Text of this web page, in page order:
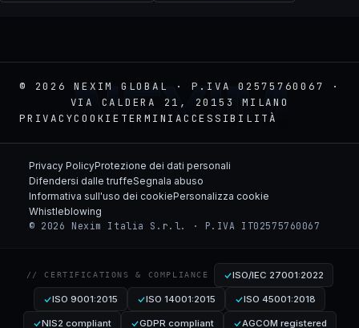
© 2026 NEXIM GLOBAL · P.IVA 02575760067 ·
VIA CALDERA 21, 20153 MILANO
PRIVACYCOOKIE TERMINI ACCESSIBILITÀ
NEXIM
Privacy PolicyProtezione dei dati personali
Difendersi dalle truffeSegnala abuso
Informativa sull'uso dei cookiePersonalizza cookie
Whistleblowing
© 2026 Nexim Italia S.r.l. · P.IVA IT02575760067
// CERTIFICATIONS & COMPLIANCE ISO/IEC 27001:2022
ISO 9001:2015 ISO 14001:2015 ISO 45001:2018
NIS2 compliant GDPR compliant AGCOM registered